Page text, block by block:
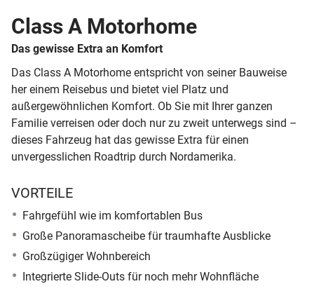
Class A Motorhome
Das gewisse Extra an Komfort
Das Class A Motorhome entspricht von seiner Bauweise
her einem Reisebus und bietet viel Platz und
außergewöhnlichen Komfort. Ob Sie mit Ihrer ganzen
Familie verreisen oder doch nur zu zweit unterwegs sind –
dieses Fahrzeug hat das gewisse Extra für einen
unvergesslichen Roadtrip durch Nordamerika.
VORTEILE
Fahrgefühl wie im komfortablen Bus
Große Panoramascheibe für traumhafte Ausblicke
Großzügiger Wohnbereich
Integrierte Slide-Outs für noch mehr Wohnfläche